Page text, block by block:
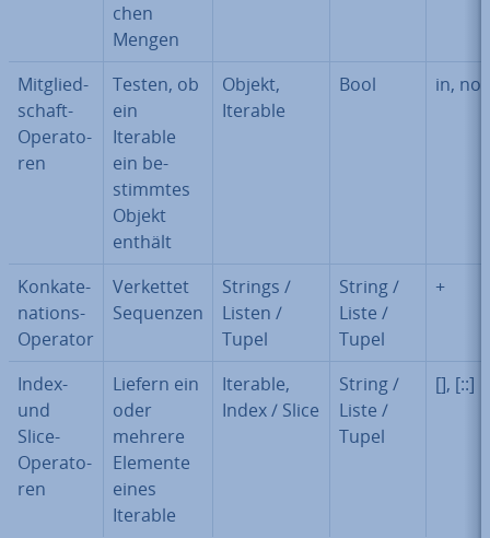
chen
Mengen
Mit­glied­
schaft-
Ope­ra­to­
ren
Testen, ob
ein
Iterable
ein be­
stimm­tes
Objekt
enthält
Objekt,
Iterable
Bool in,
Kon­ka­te­
na­ti­ons-
Operator
Verkettet
Sequenzen
Strings /
Listen /
Tupel
String /
Liste /
Tupel
+
Index-
und
Slice-
Ope­ra­to­
ren
Liefern ein
oder
mehrere
Elemente
eines
Iterable
Iterable,
Index / Slice
String /
Liste /
Tupel
[], [::]